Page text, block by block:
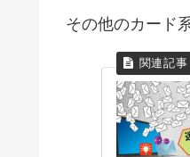
その他のカード